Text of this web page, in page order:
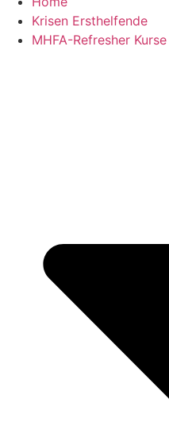
Krisen Ersthelfende
MHFA-Refresher Kurse